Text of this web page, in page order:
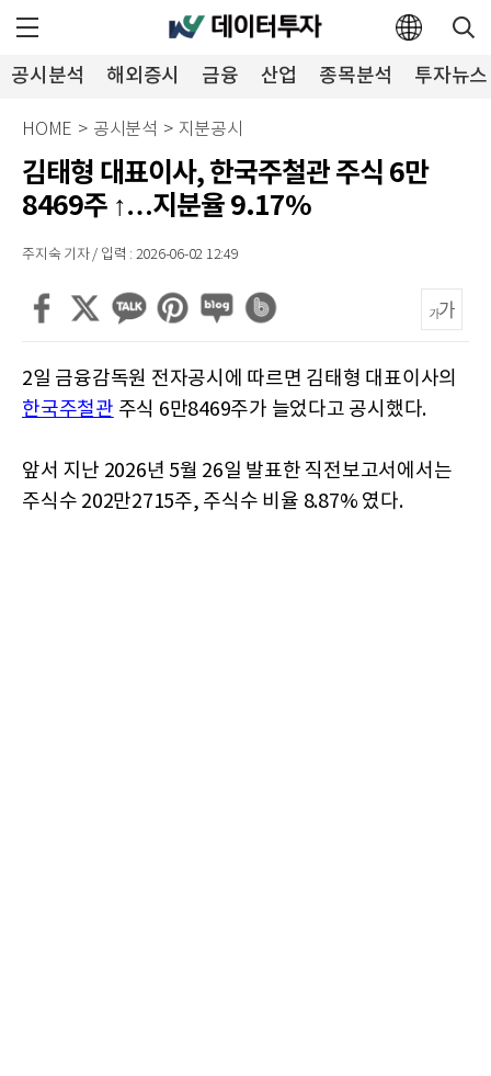
공시분석 해외증시 금융 산업 종목분석 투자뉴스
HOME > 공시분석 > 지분공시
김태형 대표이사, 한국주철관 주식 6만
8469주 ↑…지분율 9.17%
주지숙 기자 / 입력 : 2026-06-02 12:49
2일 금융감독원 전자공시에 따르면 김태형 대표이사의
한국주철관 주식 6만8469주가 늘었다고 공시했다.
앞서 지난 2026년 5월 26일 발표한 직전보고서에서는
주식수 202만2715주, 주식수 비율 8.87% 였다.